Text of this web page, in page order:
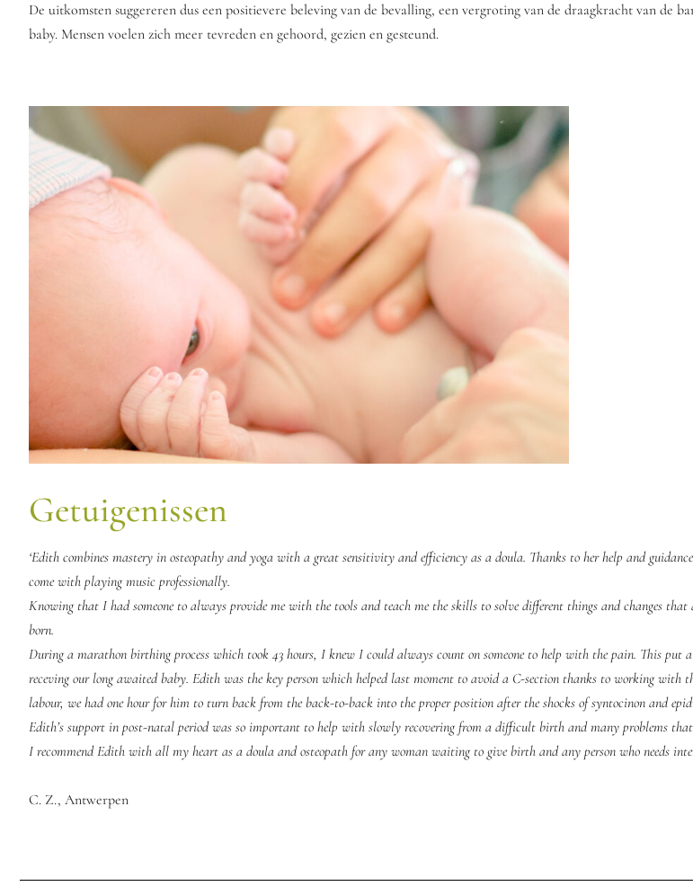
De uitkomsten suggereren dus een positievere beleving van de bevalling, een vergroting van de draagkracht van de
baby. Mensen voelen zich meer tevreden en gehoord, gezien en gesteund.
Getuigenissen
‘Edith combines mastery in osteopathy and yoga with a great sensitivity and efficiency as a doula. Thanks to her help and
come with playing music professionally.
Knowing that I had someone to always provide me with the tools and teach me the skills to solve different things and changes
born.
During a marathon birthing process which took 43 hours, I knew I could always count on someone to help with the pain. This put
receving our long awaited baby. Edith was the key person which helped last moment to avoid a C-section thanks to working with
labour, we had one hour for him to turn back from the back-to-back into the proper position after the shocks of syntocinon and
Edith’s support in post-natal period was so important to help with slowly recovering from a difficult birth and many problems
I recommend Edith with all my heart as a doula and osteopath for any woman waiting to give birth and any person who needs
C. Z., Antwerpen